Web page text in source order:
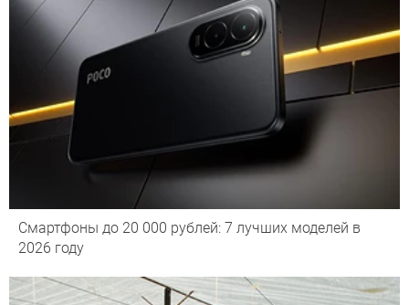
Смартфоны до 20 000 рублей: 7 лучших моделей в
2026 году